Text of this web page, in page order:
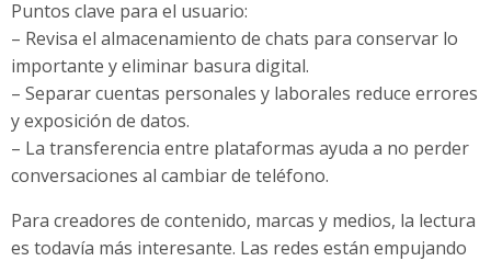
Puntos clave para el usuario:
– Revisa el almacenamiento de chats para conservar lo
importante y eliminar basura digital.
– Separar cuentas personales y laborales reduce errores
y exposición de datos.
– La transferencia entre plataformas ayuda a no perder
conversaciones al cambiar de teléfono.
Para creadores de contenido, marcas y medios, la lectura
es todavía más interesante. Las redes están empujando